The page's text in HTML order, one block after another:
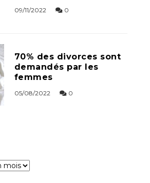
09/11/2022 0
70% des divorces sont
demandés par les
femmes
05/08/2022 0